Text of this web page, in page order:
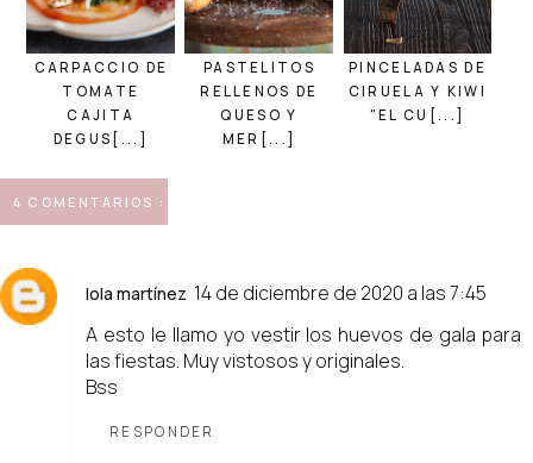
CARPACCIO DE
TOMATE
CAJITA
DEGUS[...]
PASTELITOS
RELLENOS DE
QUESO Y
MER[...]
PINCELADAS DE
CIRUELA Y KIWI
"EL CU[...]
4 COMENTARIOS :
lola martínez 14 de diciembre de 2020 a las 7:45
A esto le llamo yo vestir los huevos de gala para
las fiestas. Muy vistosos y originales.
Bss
RESPONDER